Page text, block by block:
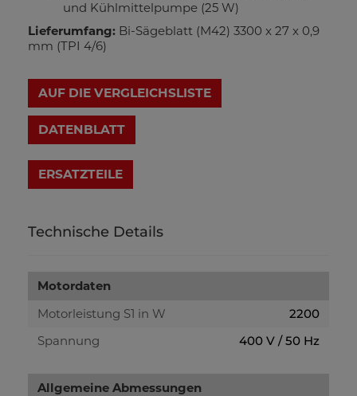
und Kühlmittelpumpe (25 W)
Lieferumfang: Bi-Sägeblatt (M42) 3300 x 27 x 0,9
mm (TPI 4/6)
AUF DIE VERGLEICHSLISTE
DATENBLATT
Technische Details
Motordaten
Motorleistung S1 in W
2200
Spannung
400 V / 50 Hz
Allgemeine Abmessungen